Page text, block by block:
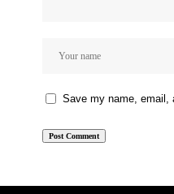
Save my name, email,